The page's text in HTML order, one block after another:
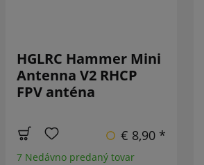
HGLRC Hammer Mini
Antenna V2 RHCP
FPV anténa
€ 8,90 *
7 Nedávno predaný tovar